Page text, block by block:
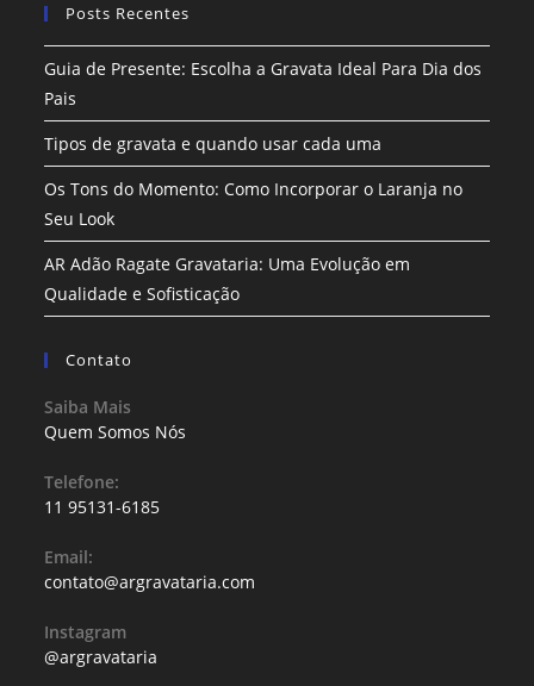
Posts Recentes
Guia de Presente: Escolha a Gravata Ideal Para Dia dos
Pais
Tipos de gravata e quando usar cada uma
Os Tons do Momento: Como Incorporar o Laranja no
Seu Look
AR Adão Ragate Gravataria: Uma Evolução em
Qualidade e Sofisticação
Contato
Saiba Mais
Quem Somos Nós
Telefone:
11 95131-6185
Email:
contato@argravataria.com
Instagram
@argravataria